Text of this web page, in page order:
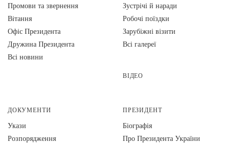
Промови та звернення
Вiтання
Офіс Президента
Дружина Президента
Всі новини
Зустрічі й наради
Робочі поїздки
Зарубіжні візити
Всі галереї
ВІДЕО
ДОКУМЕНТИ
Укази
Розпорядження
ПРЕЗИДЕНТ
Біографія
Про Президента України